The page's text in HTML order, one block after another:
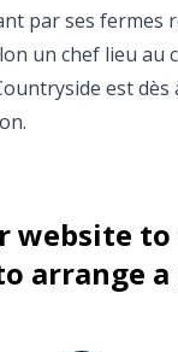
par ses fermes
un chef lieu au
est
arrange